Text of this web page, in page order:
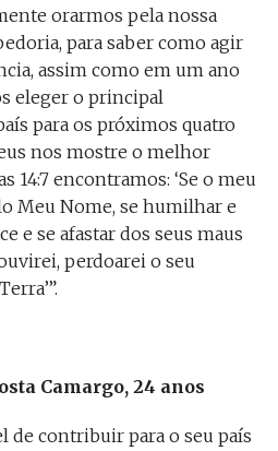
orarmos pela nossa
para saber como agir
assim como em um ano
eleger o principal
para os próximos quatro
nos mostre o melhor
14:7 encontramos: ‘Se o meu
Meu Nome, se humilhar e
e se afastar dos seus maus
perdoarei o seu
Camargo, 24 anos
de contribuir para o seu país